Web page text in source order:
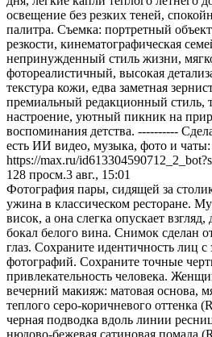
освещение без резких теней,
палитра. Съемка: портретный
резкости, кинематографическая
непринужденный стиль жизни,
фотореалистичный, высокая
текстура кожи, едва заметная
премиальный редакционный стиль,
настроение, уютный пикник на
воспоминания детства. ----------
есть ИИ видео, музыка, фото и чаты:
https://max.ru/
128 просм.3 авг., 15:01
Фотография пары, сидящей за
ужина в классическом ресторане.
висок, а она слегка опускает
бокал белого вина. Снимок сделан
глаз. Сохраните идентичность лиц
фотографий. Сохраните точные
привлекательность человека.
вечерний макияж: матовая основа,
теплого серо-коричневого оттенка
черная подводка вдоль линии
нюдово-бежевая сатиновая помада